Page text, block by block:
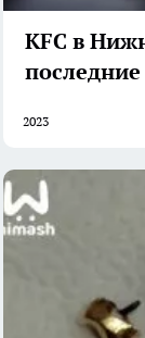
KFC в
2023